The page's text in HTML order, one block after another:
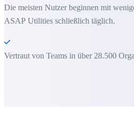
Die meisten Nutzer beginnen mit
ASAP Utilities schließlich täglich.
Vertraut von Teams in über 28.500